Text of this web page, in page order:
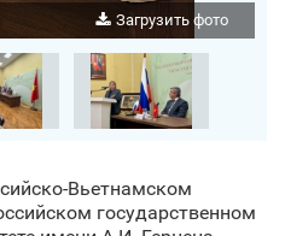
Загрузить фото
Вьетнамском
государственном